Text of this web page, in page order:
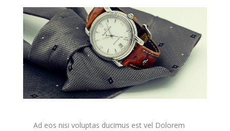
Ad eos nisi voluptas ducimus est vel Dolorem